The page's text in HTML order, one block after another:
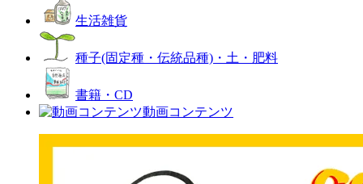
生活雑貨
種子(固定種・伝統品種)・土・肥料
書籍・CD
動画コンテンツ